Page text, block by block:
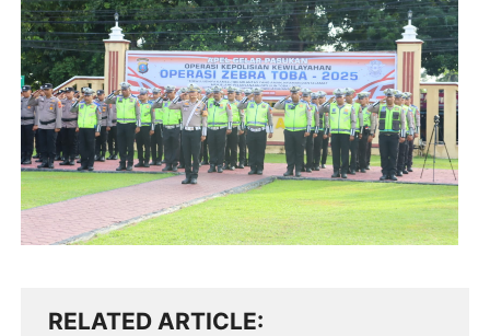
RELATED ARTICLE